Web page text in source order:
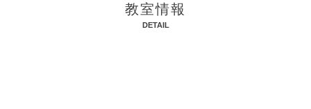
教室情報
DETAIL